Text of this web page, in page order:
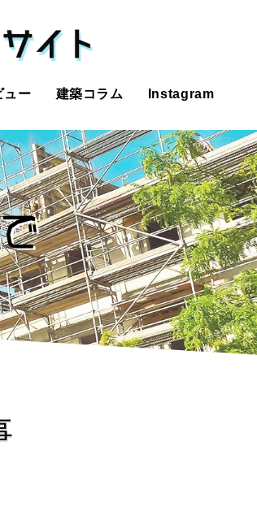
ュー 建築コラム Instagram